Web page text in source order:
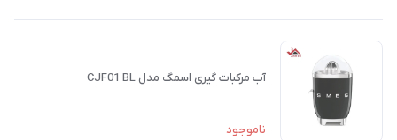
آب مرکبات گیری اسمگ مدل CJF01 BL
ناموجود